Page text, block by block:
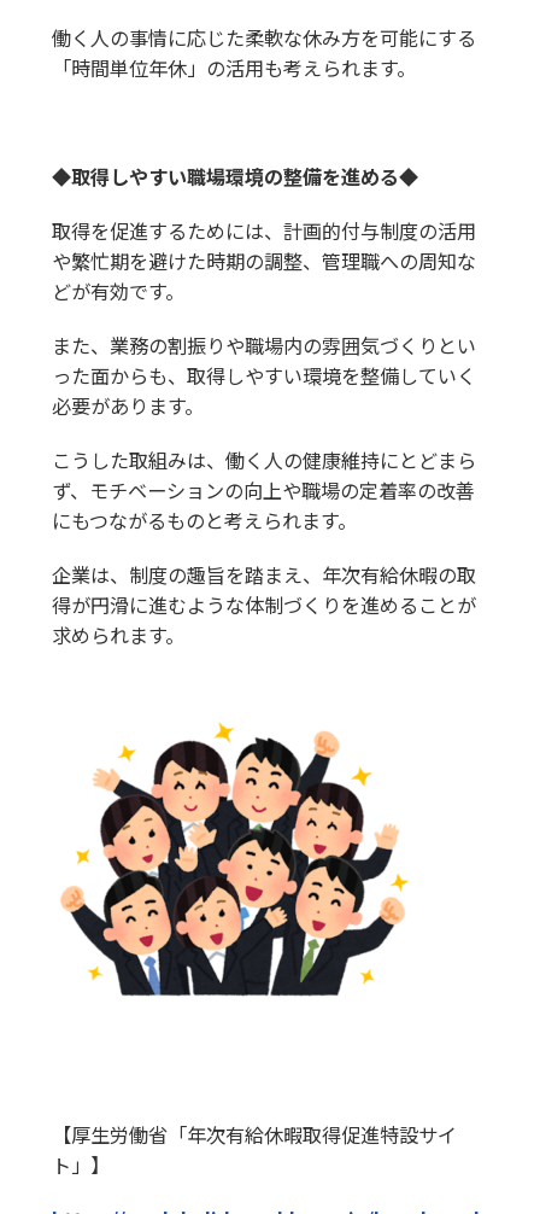
働く人の事情に応じた柔軟な休み方を可能にする
「時間単位年休」の活用も考えられます。
◆取得しやすい職場環境の整備を進める◆
取得を促進するためには、計画的付与制度の活用
や繁忙期を避けた時期の調整、管理職への周知な
どが有効です。
また、業務の割振りや職場内の雰囲気づくりとい
った面からも、取得しやすい環境を整備していく
必要があります。
こうした取組みは、働く人の健康維持にとどまら
ず、モチベーションの向上や職場の定着率の改善
にもつながるものと考えられます。
企業は、制度の趣旨を踏まえ、年次有給休暇の取
得が円滑に進むような体制づくりを進めることが
求められます。
【厚生労働省「年次有給休暇取得促進特設サイ
ト」】